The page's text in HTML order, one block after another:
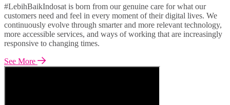
#LebihBaikIndosat is born from our genuine care for what our
customers need and feel in every moment of their digital lives. We
continuously evolve through smarter and more relevant technology,
more accessible services, and ways of working that are increasingly
responsive to changing times.
See More